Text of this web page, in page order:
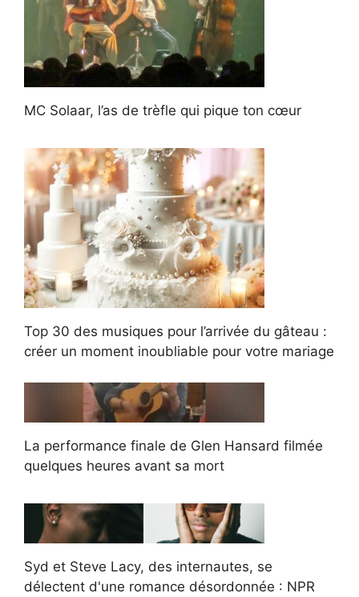
MC Solaar, l’as de trèfle qui pique ton cœur
Top 30 des musiques pour l’arrivée du gâteau :
créer un moment inoubliable pour votre mariage
La performance finale de Glen Hansard filmée
quelques heures avant sa mort
Syd et Steve Lacy, des internautes, se
délectent d'une romance désordonnée : NPR